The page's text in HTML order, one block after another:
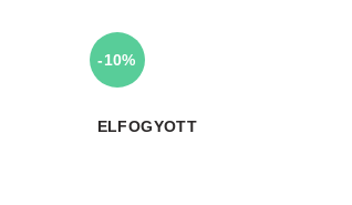
-10%
ELFOGYOTT